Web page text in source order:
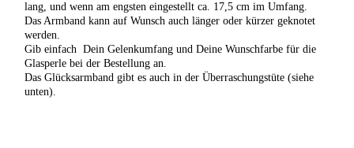
lang, und wenn am engsten eingestellt ca. 17,5 cm im Umfang.
Das Armband kann auf Wunsch auch länger oder kürzer geknotet
werden.
Gib einfach Dein Gelenkumfang und Deine Wunschfarbe für die
Glasperle bei der Bestellung an.
Das Glücksarmband gibt es auch in der Überraschungstüte (siehe
unten).